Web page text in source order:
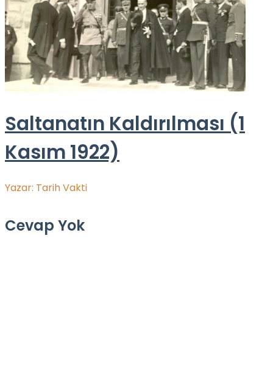
Saltanatın Kaldırılması (1
Kasım 1922)
Yazar: Tarih Vakti
Cevap Yok